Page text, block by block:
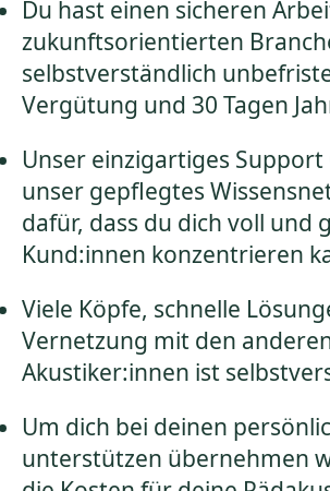
Du hast einen sicheren
zukunftsorientierten
selbstverständlich
Vergütung und 30 Tagen
Unser einzigartiges
unser gepflegtes
dafür, dass du dich voll und
Kund:innen konzentrieren
Viele Köpfe, schnelle
Vernetzung mit den
Akustiker:innen ist
Um dich bei deinen
unterstützen übernehmen